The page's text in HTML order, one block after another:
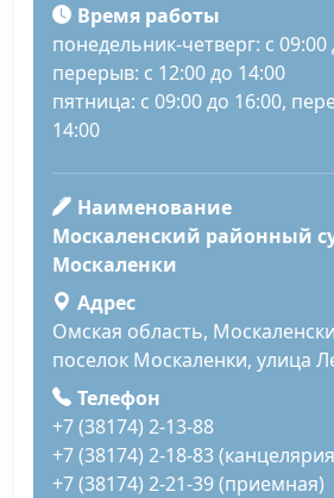
Время работы
понедельник-четверг: с 09:00
перерыв: с 12:00 до 14:00
пятница: с 09:00 до 16:00,
14:00
Наименование
Москаленский районный
Москаленки
Адрес
Омская область,
поселок Москаленки, улица
Телефон
+7 (38174) 2-13-88
+7 (38174) 2-18-83
+7 (38174) 2-21-39 (приемная)